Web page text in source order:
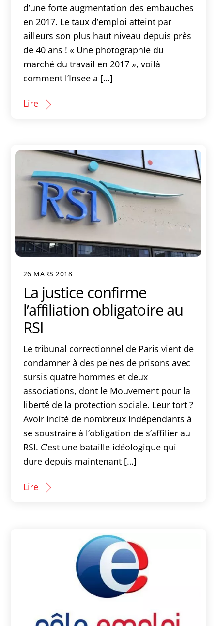
d’une forte augmentation des embauches
en 2017. Le taux d’emploi atteint par
ailleurs son plus haut niveau depuis près
de 40 ans ! « Une photographie du
marché du travail en 2017 », voilà
comment l’Insee a […]
Lire
26 MARS 2018
La justice confirme
l’affiliation obligatoire au
RSI
Le tribunal correctionnel de Paris vient de
condamner à des peines de prisons avec
sursis quatre hommes et deux
associations, dont le Mouvement pour la
liberté de la protection sociale. Leur tort ?
Avoir incité de nombreux indépendants à
se soustraire à l’obligation de s’affilier au
RSI. C’est une bataille idéologique qui
dure depuis maintenant […]
Lire